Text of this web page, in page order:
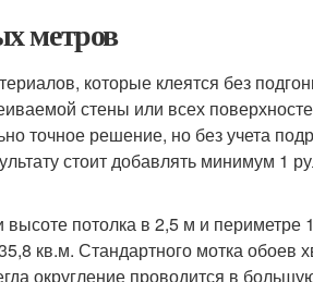
метров
которые клеятся без
стены или всех
точное решение, но без учета
стоит добавлять минимум 1
потолка в 2,5 м и периметре
кв.м. Стандартного мотка обоев
округление проводится в